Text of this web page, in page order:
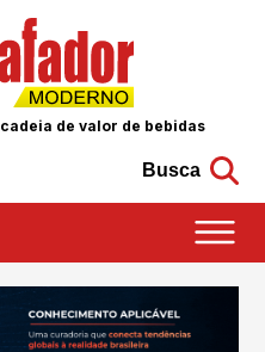
cadeia de valor de bebidas
Busca